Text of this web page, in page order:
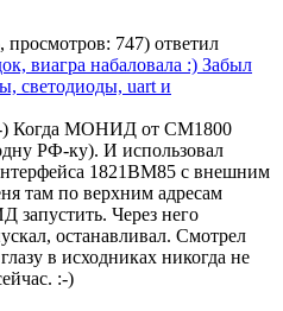
просмотров: 747) ответил
виагра набаловала :) Забыл
светодиоды, uart и
:-) Когда МОНИД от СМ1800
РФ-ку). И использовал
1821ВМ85 с внешним
там по верхним адресам
Через него
останавливал. Смотрел
в исходниках никогда не
:-)